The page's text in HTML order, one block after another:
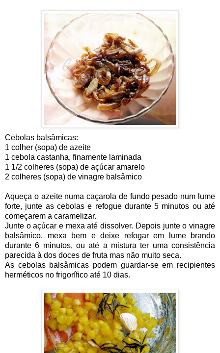
Cebolas balsâmicas:
1 colher (sopa) de azeite
1 cebola castanha, finamente laminada
1 1/2 colheres (sopa) de açúcar amarelo
2 colheres (sopa) de vinagre balsâmico
Aqueça o azeite numa caçarola de fundo pesado num lume
forte, junte as cebolas e refogue durante 5 minutos ou até
começarem a caramelizar.
Junte o açúcar e mexa até dissolver. Depois junte o vinagre
balsâmico, mexa bem e deixe refogar em lume brando
durante 6 minutos, ou até a mistura ter uma consistência
parecida à dos doces de fruta mas não muito seca.
As cebolas balsâmicas podem guardar-se em recipientes
herméticos no frigorífico até 10 dias.